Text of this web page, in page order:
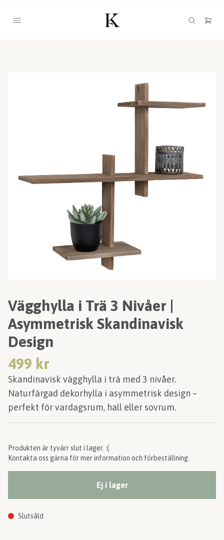
Vägghylla i Trä 3 Nivåer |
Asymmetrisk Skandinavisk
Design
499 kr
Skandinavisk vägghylla i trä med 3 nivåer.
Naturfärgad dekorhylla i asymmetrisk design –
perfekt för vardagsrum, hall eller sovrum.
Produkten är tyvärr slut i lager. :(
Kontakta oss gärna för mer information och förbeställning.
Ej i lager
Slutsåld